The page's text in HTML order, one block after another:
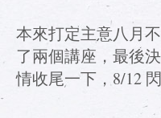
本來打定主意八月
了兩個講座，最後
情收尾一下，8/12 閃